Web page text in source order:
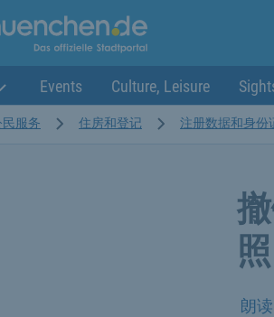
Events Culture, Leisure
民服务 住房和登记 注册数据和身份
照
朗读